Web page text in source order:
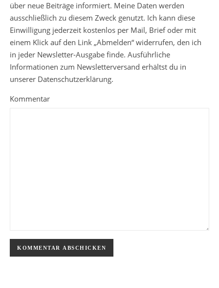
über neue Beiträge informiert. Meine Daten werden
ausschließlich zu diesem Zweck genutzt. Ich kann diese
Einwilligung jederzeit kostenlos per Mail, Brief oder mit
einem Klick auf den Link „Abmelden“ widerrufen, den ich
in jeder Newsletter-Ausgabe finde. Ausführliche
Informationen zum Newsletterversand erhältst du in
unserer Datenschutzerklärung.
Kommentar